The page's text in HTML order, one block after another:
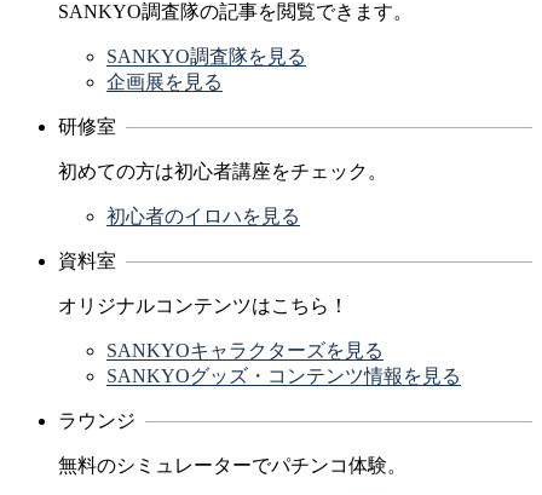
SANKYO調査隊の記事を閲覧できます。
SANKYO調査隊を見る
企画展を見る
研修室
初めての方は初心者講座をチェック。
初心者のイロハを見る
資料室
オリジナルコンテンツはこちら！
SANKYOキャラクターズを見る
SANKYOグッズ・コンテンツ情報を見る
ラウンジ
無料のシミュレーターでパチンコ体験。